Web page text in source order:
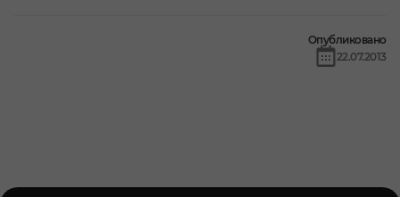
Опубликовано
22.07.2013